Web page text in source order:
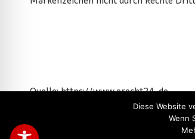
Quelle: https://www.erecht24. de
Diese Website
Wenn